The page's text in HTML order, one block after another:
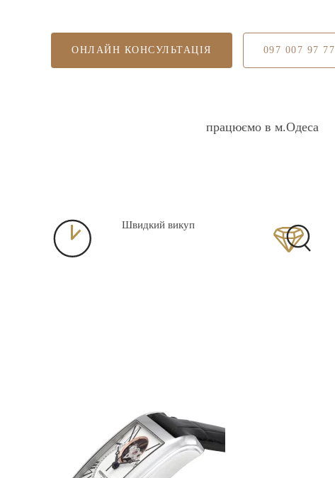
ОНЛАЙН КОНСУЛЬТАЦІЯ 097 007 97 77
працюємо в м.Одеса
Швидкий викуп